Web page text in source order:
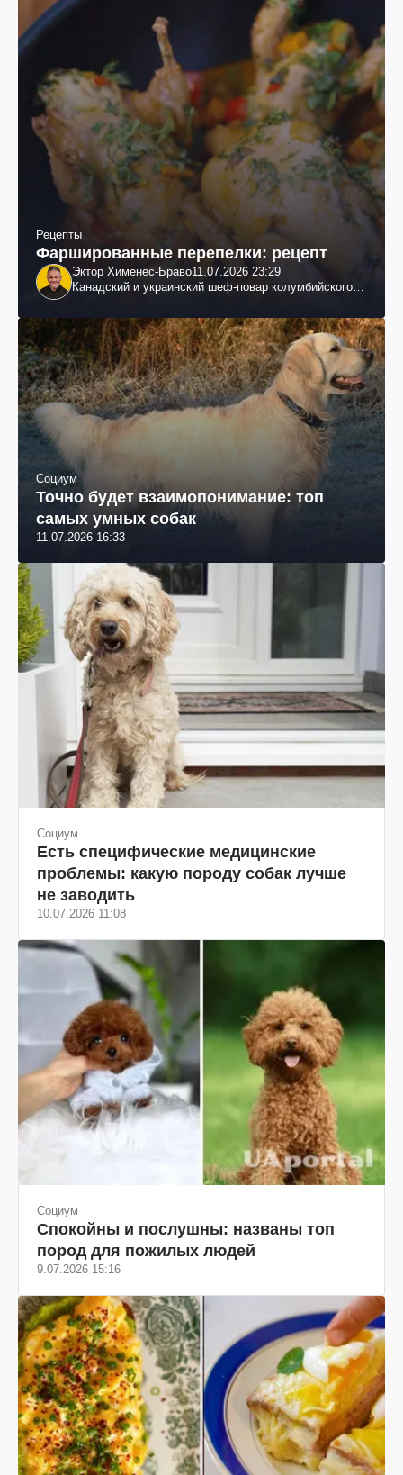
Рецепты
Фаршированные перепелки: рецепт
Эктор Хименес-Браво11.07.2026 23:29
Канадский и украинский шеф-повар колумбийского
Социум
Точно будет взаимопонимание: топ
самых умных собак
11.07.2026 16:33
Социум
Есть специфические медицинские
проблемы: какую породу собак лучше
не заводить
10.07.2026 11:08
Социум
Спокойны и послушны: названы топ
пород для пожилых людей
9.07.2026 15:16